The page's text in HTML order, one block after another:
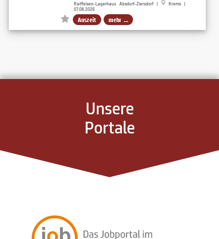
Raiffeisen-Lagerhaus Absdorf-Ziersdorf |
Krems |
07.08.2026
Auszeit mehr ...
Unsere
Portale